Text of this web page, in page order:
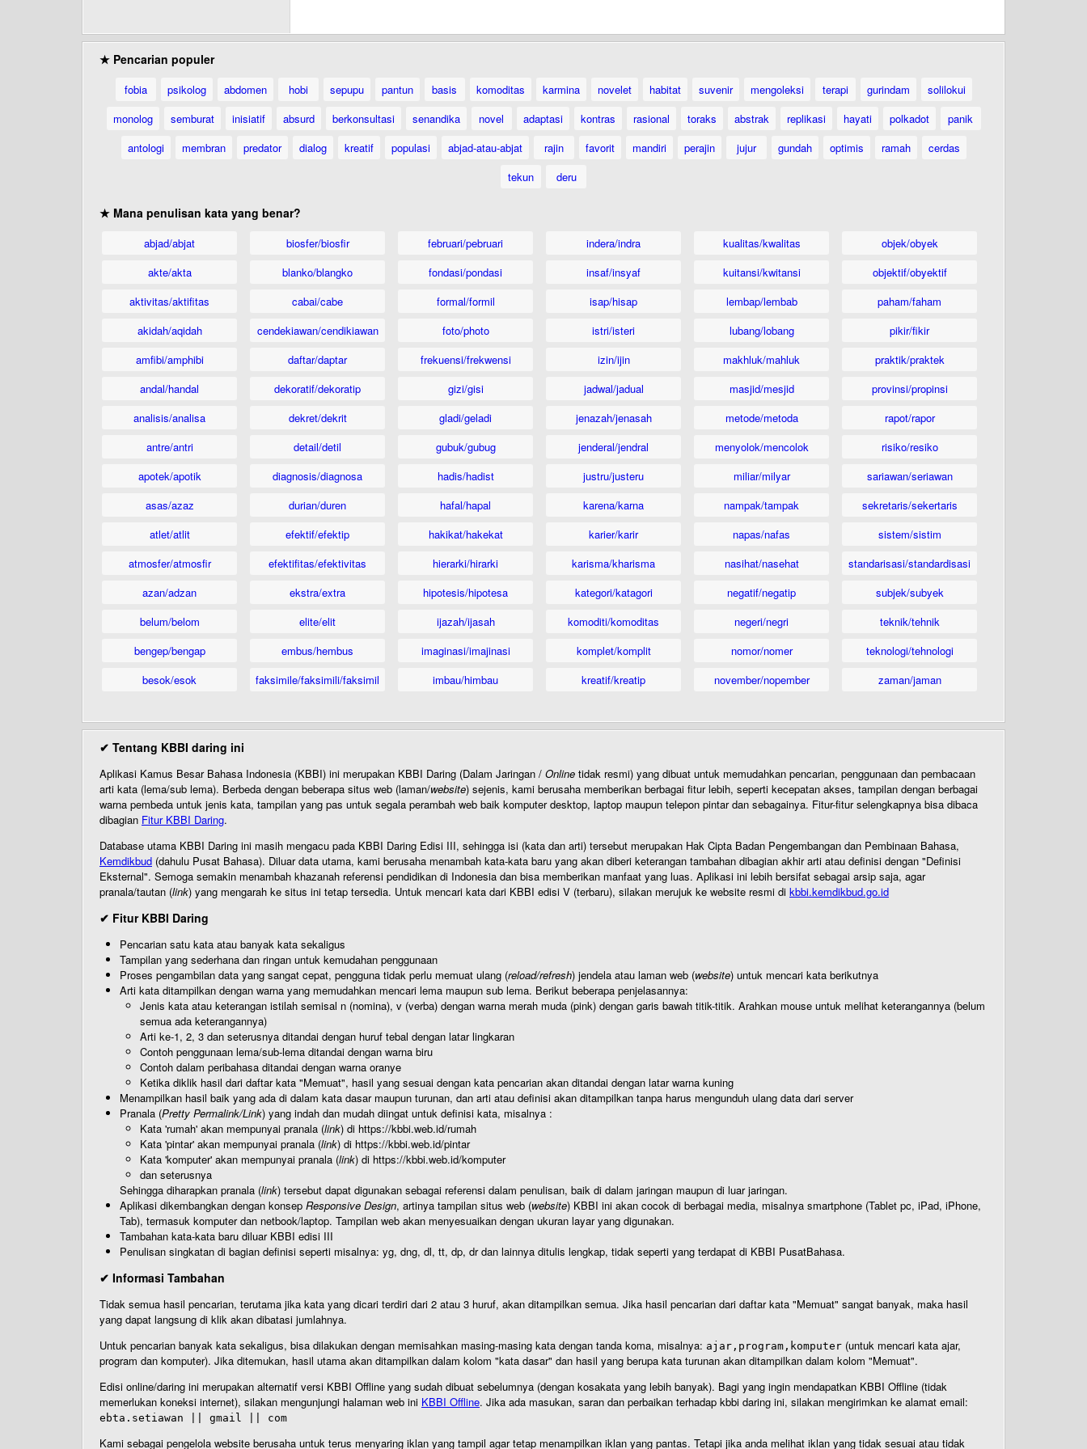
★ Pencarian populer
fobia psikolog abdomen hobi sepupu pantun basis komoditas karmina novelet habitat suvenir mengoleksi terapi gurindam
solilokui
monolog
semburat inisiatif absurd berkonsultasi senandika novel adaptasi kontras rasional toraks abstrak replikasi hayati polkadot
panik
antologi
membran predator dialog kreatif populasi abjad-atau-abjat rajin favorit mandiri perajin jujur gundah optimis ramah
cerdas
tekun
deru
★ Mana penulisan kata yang benar?
abjad/abjat
akte/akta
aktivitas/aktifitas
akidah/aqidah
amfibi/amphibi
andal/handal
analisis/analisa
antre/antri
apotek/apotik
asas/azaz
atlet/atlit
atmosfer/atmosfir
azan/adzan
belum/belom
bengep/bengap
besok/esok
biosfer/biosfir
blanko/blangko
cabai/cabe
cendekiawan/cendikiawan
daftar/daptar
dekoratif/dekoratip
dekret/dekrit
detail/detil
diagnosis/diagnosa
durian/duren
efektif/efektip
efektifitas/efektivitas
ekstra/extra
elite/elit
embus/hembus
faksimile/faksimili/faksimil
februari/pebruari
fondasi/pondasi
formal/formil
foto/photo
frekuensi/frekwensi
gizi/gisi
gladi/geladi
gubuk/gubug
hadis/hadist
hafal/hapal
hakikat/hakekat
hierarki/hirarki
hipotesis/hipotesa
ijazah/ijasah
imaginasi/imajinasi
imbau/himbau
indera/indra
insaf/insyaf
isap/hisap
istri/isteri
izin/ijin
jadwal/jadual
jenazah/jenasah
jenderal/jendral
justru/justeru
karena/karna
karier/karir
karisma/kharisma
kategori/katagori
komoditi/komoditas
komplet/komplit
kreatif/kreatip
kualitas/kwalitas
kuitansi/kwitansi
lembap/lembab
lubang/lobang
makhluk/mahluk
masjid/mesjid
metode/metoda
menyolok/mencolok
miliar/milyar
nampak/tampak
napas/nafas
nasihat/nasehat
negatif/negatip
negeri/negri
nomor/nomer
november/nopember
objek/obyek
objektif/obyektif
paham/faham
pikir/fikir
praktik/praktek
provinsi/propinsi
rapot/rapor
risiko/resiko
sariawan/seriawan
sekretaris/sekertaris
sistem/sistim
standarisasi/standardisasi
subjek/subyek
teknik/tehnik
teknologi/tehnologi
zaman/jaman
✔ Tentang KBBI daring ini
Aplikasi Kamus Besar Bahasa Indonesia (KBBI) ini merupakan KBBI Daring (Dalam Jaringan / Online tidak resmi) yang dibuat untuk memudahkan pencarian, penggunaan dan pembacaan
arti kata (lema/sub lema). Berbeda dengan beberapa situs web (laman/website) sejenis, kami berusaha memberikan berbagai fitur lebih, seperti kecepatan akses, tampilan dengan berbagai
warna pembeda untuk jenis kata, tampilan yang pas untuk segala perambah web baik komputer desktop, laptop maupun telepon pintar dan sebagainya. Fitur-fitur selengkapnya bisa dibaca
dibagian Fitur KBBI Daring.
Database utama KBBI Daring ini masih mengacu pada KBBI Daring Edisi III, sehingga isi (kata dan arti) tersebut merupakan Hak Cipta Badan Pengembangan dan Pembinaan Bahasa,
Kemdikbud (dahulu Pusat Bahasa). Diluar data utama, kami berusaha menambah kata-kata baru yang akan diberi keterangan tambahan dibagian akhir arti atau definisi dengan "Definisi
Eksternal". Semoga semakin menambah khazanah referensi pendidikan di Indonesia dan bisa memberikan manfaat yang luas. Aplikasi ini lebih bersifat sebagai arsip saja, agar
pranala/tautan (link) yang mengarah ke situs ini tetap tersedia. Untuk mencari kata dari KBBI edisi V (terbaru), silakan merujuk ke website resmi di kbbi.kemdikbud.go.id
✔ Fitur KBBI Daring
Pencarian satu kata atau banyak kata sekaligus
Tampilan yang sederhana dan ringan untuk kemudahan penggunaan
Proses pengambilan data yang sangat cepat, pengguna tidak perlu memuat ulang (reload/refresh) jendela atau laman web (website) untuk mencari kata berikutnya
Arti kata ditampilkan dengan warna yang memudahkan mencari lema maupun sub lema. Berikut beberapa penjelasannya:
Jenis kata atau keterangan istilah semisal n (nomina), v (verba) dengan warna merah muda (pink) dengan garis bawah titik-titik. Arahkan mouse untuk melihat keterangannya (belum
semua ada keterangannya)
Arti ke-1, 2, 3 dan seterusnya ditandai dengan huruf tebal dengan latar lingkaran
Contoh penggunaan lema/sub-lema ditandai dengan warna biru
Contoh dalam peribahasa ditandai dengan warna oranye
Ketika diklik hasil dari daftar kata "Memuat", hasil yang sesuai dengan kata pencarian akan ditandai dengan latar warna kuning
Menampilkan hasil baik yang ada di dalam kata dasar maupun turunan, dan arti atau definisi akan ditampilkan tanpa harus mengunduh ulang data dari server
Pranala (Pretty Permalink/Link) yang indah dan mudah diingat untuk definisi kata, misalnya :
Kata 'rumah' akan mempunyai pranala (link) di https://kbbi.web.id/rumah
Kata 'pintar' akan mempunyai pranala (link) di https://kbbi.web.id/pintar
Kata 'komputer' akan mempunyai pranala (link) di https://kbbi.web.id/komputer
dan seterusnya
Sehingga diharapkan pranala (link) tersebut dapat digunakan sebagai referensi dalam penulisan, baik di dalam jaringan maupun di luar jaringan.
Aplikasi dikembangkan dengan konsep Responsive Design, artinya tampilan situs web (website) KBBI ini akan cocok di berbagai media, misalnya smartphone (Tablet pc, iPad, iPhone,
Tab), termasuk komputer dan netbook/laptop. Tampilan web akan menyesuaikan dengan ukuran layar yang digunakan.
Tambahan kata-kata baru diluar KBBI edisi III
Penulisan singkatan di bagian definisi seperti misalnya: yg, dng, dl, tt, dp, dr dan lainnya ditulis lengkap, tidak seperti yang terdapat di KBBI PusatBahasa.
✔ Informasi Tambahan
Tidak semua hasil pencarian, terutama jika kata yang dicari terdiri dari 2 atau 3 huruf, akan ditampilkan semua. Jika hasil pencarian dari daftar kata "Memuat" sangat banyak, maka hasil
yang dapat langsung di klik akan dibatasi jumlahnya.
Untuk pencarian banyak kata sekaligus, bisa dilakukan dengan memisahkan masing-masing kata dengan tanda koma, misalnya: ajar,program,komputer (untuk mencari kata ajar,
program dan komputer). Jika ditemukan, hasil utama akan ditampilkan dalam kolom "kata dasar" dan hasil yang berupa kata turunan akan ditampilkan dalam kolom "Memuat".
Edisi online/daring ini merupakan alternatif versi KBBI Offline yang sudah dibuat sebelumnya (dengan kosakata yang lebih banyak). Bagi yang ingin mendapatkan KBBI Offline (tidak
memerlukan koneksi internet), silakan mengunjungi halaman web ini KBBI Offline. Jika ada masukan, saran dan perbaikan terhadap kbbi daring ini, silakan mengirimkan ke alamat email:
ebta.setiawan || gmail || com
Kami sebagai pengelola website berusaha untuk terus menyaring iklan yang tampil agar tetap menampilkan iklan yang pantas. Tetapi jika anda melihat iklan yang tidak sesuai atau tidak